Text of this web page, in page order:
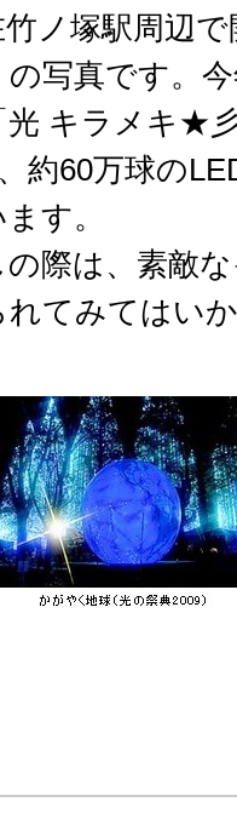
ノ塚駅周辺
の写真です。
光 キラメキ★
約60万球の
す。
際は、素敵
れてみてはい